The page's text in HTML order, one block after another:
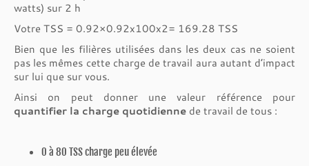
watts) sur 2 h
Votre TSS = 0.92×0.92x100x2= 169.28 TSS
Bien que les filières utilisées dans les deux cas ne soient
pas les mêmes cette charge de travail aura autant d’impact
sur lui que sur vous.
Ainsi on peut donner une valeur référence pour
quantifier la charge quotidienne de travail de tous :
0 à 80 TSS charge peu élevée